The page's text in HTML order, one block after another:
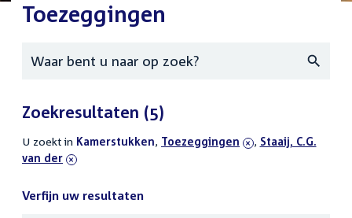
Toezeggingen
Zoeken
Zoekresultaten (5)
U zoekt in actieve
filters
Kamerstukken, verwijder
Toezeggingen , verwijder
Staaij, C.G.
van der
Verfijn uw resultaten